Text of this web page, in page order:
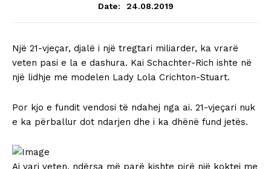
Date: 24.08.2019
Një 21-vjeçar, djalë i një tregtari miliarder, ka vrarë
veten pasi e la e dashura. Kai Schachter-Rich ishte në
një lidhje me modelen Lady Lola Crichton-Stuart.
Por kjo e fundit vendosi të ndahej nga ai. 21-vjeçari nuk
e ka përballur dot ndarjen dhe i ka dhënë fund jetës.
Ai vari veten, ndërsa më parë kishte pirë një koktej me